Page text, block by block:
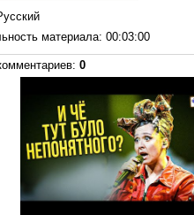
материала: 00:03:00
: 0